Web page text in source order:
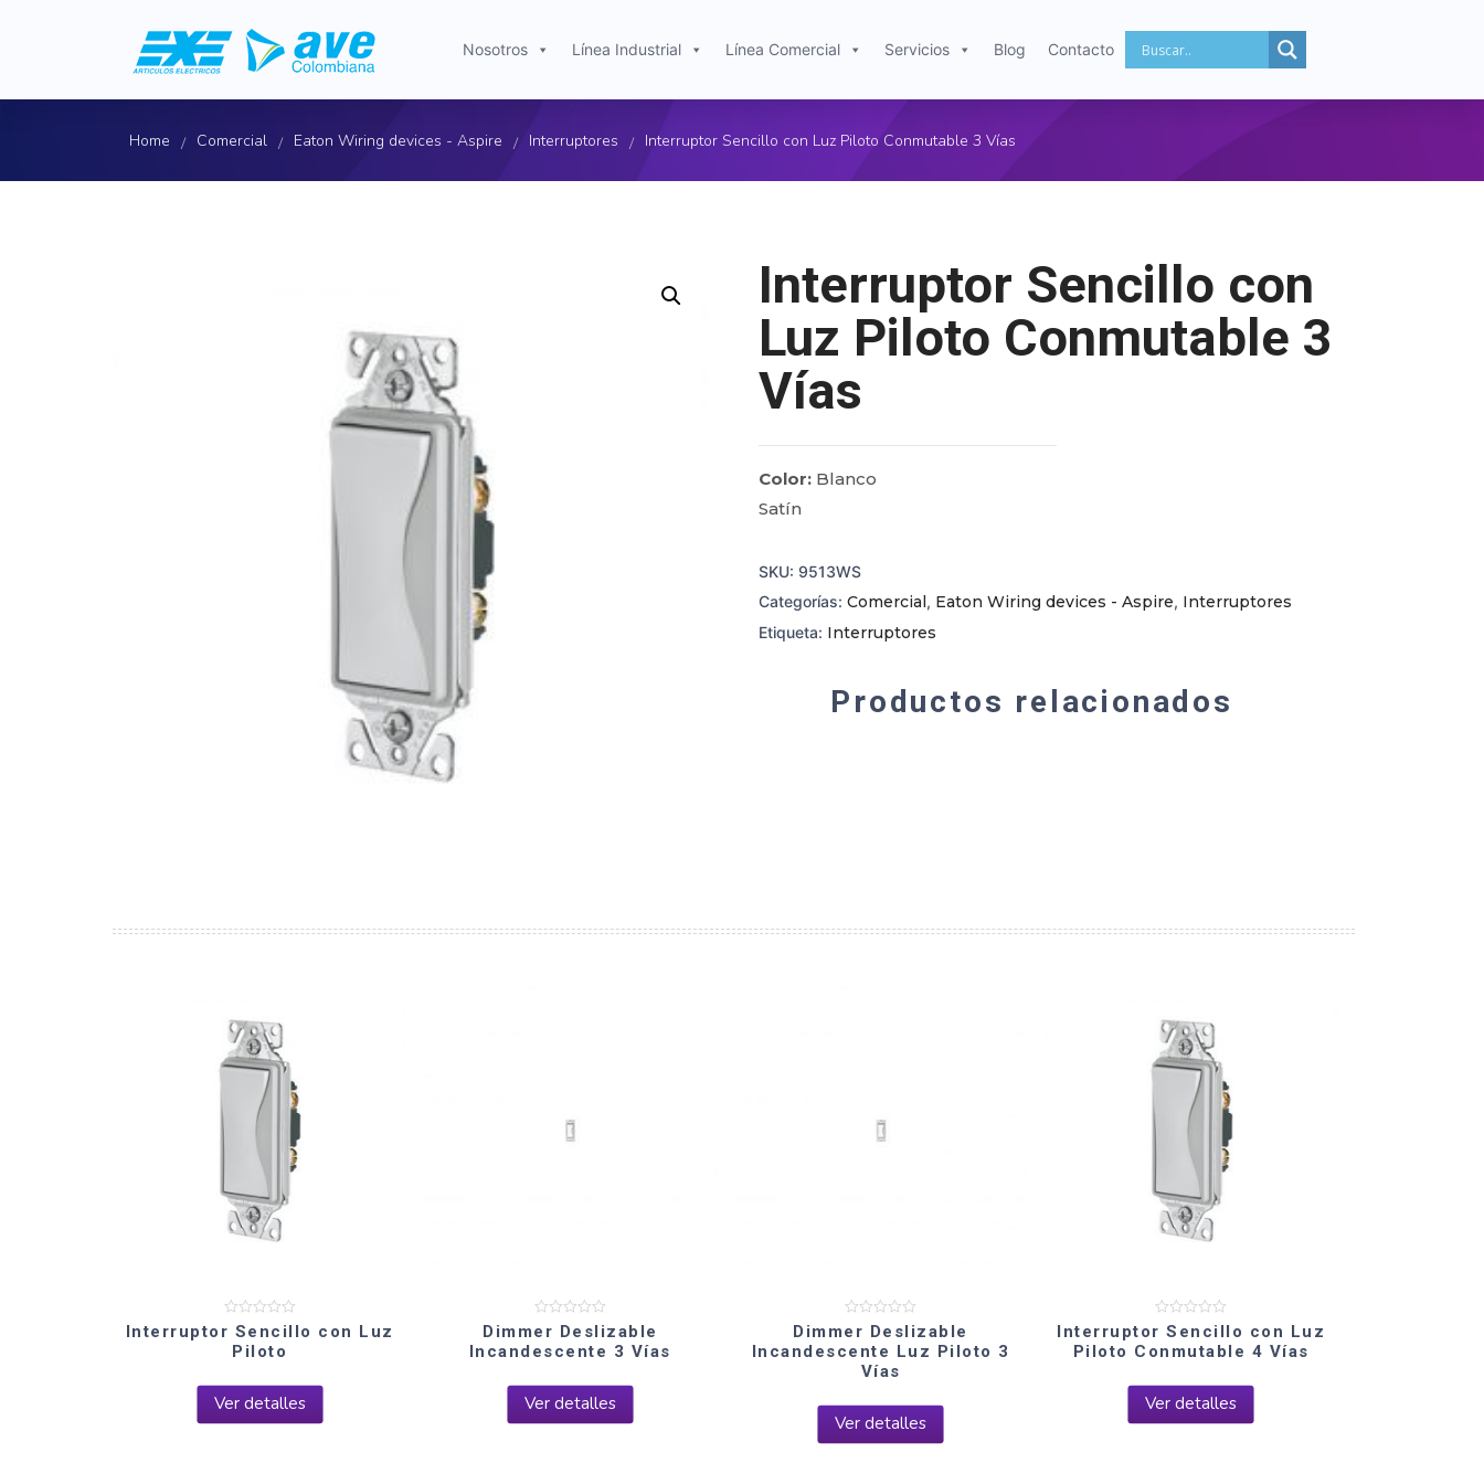
Nosotros Línea Industrial Línea Comercial Servicios Blog Contacto
Home / Comercial / Eaton Wiring devices - Aspire / Interruptores / Interruptor Sencillo con Luz Piloto Conmutable 3 Vías
Interruptor Sencillo con
Luz Piloto Conmutable 3
Vías
Color: Blanco
Satín
SKU: 9513WS
Categorías: Comercial, Eaton Wiring devices - Aspire, Interruptores
Etiqueta: Interruptores
Productos relacionados
Valorado
en
Interruptor Sencillo con Luz
Piloto
Ver detalles
Valorado
en
0
Dimmer Deslizable
Incandescente 3 Vías
Ver detalles
Valorado
en
0
Dimmer Deslizable
Incandescente Luz Piloto 3
Vías
Ver detalles
Valorado
en
0
Interruptor Sencillo con Luz
Piloto Conmutable 4 Vías
Ver detalles